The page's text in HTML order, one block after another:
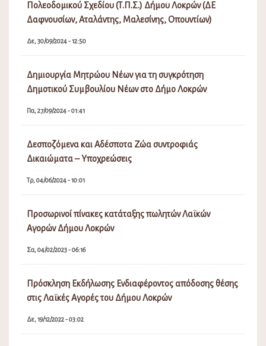
Πολεοδομικού Σχεδίου (Τ.Π.Σ.) Δήμου Λοκρών (ΔΕ
Δαφνουσίων, Αταλάντης, Μαλεσίνης, Οπουντίων)
Δε, 30/09/2024 - 12:50
Δημιουργία Μητρώου Νέων για τη συγκρότηση
Δημοτικού Συμβουλίου Νέων στο Δήμο Λοκρών
Πα, 27/09/2024 - 01:41
Δεσποζόμενα και Αδέσποτα Ζώα συντροφιάς
Δικαιώματα – Υποχρεώσεις
Τρ, 04/06/2024 - 10:01
Προσωρινοί πίνακες κατάταξης πωλητών Λαϊκών
Αγορών Δήμου Λοκρών
Σα, 04/02/2023 - 06:16
Πρόσκληση Εκδήλωσης Ενδιαφέροντος απόδοσης θέσης
στις Λαϊκές Αγορές του Δήμου Λοκρών
Δε, 19/12/2022 - 03:02